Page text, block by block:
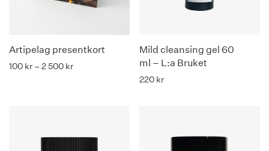
Artipelag presentkort
100 kr –2 500 krPrisintervall: 100 kr till 2 500 kr
Mild cleansing gel 60
ml – L:a Bruket
220 kr